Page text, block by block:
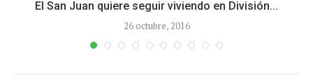
El San Juan quiere seguir viviendo en División...
26 octubre, 2016